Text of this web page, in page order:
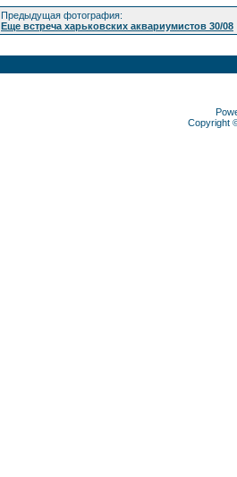
Предыдущая фотография:
Еще встреча харьковских аквариумистов 30/08
Copyright